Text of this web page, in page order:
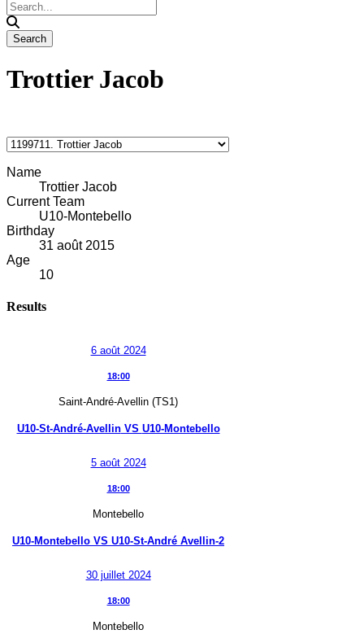
Trottier Jacob
Name
Trottier Jacob
Current Team
U10-Montebello
Birthday
31 août 2015
Age
10
Results
6 août 2024
18:00
Saint-André-Avellin (TS1)
U10-St-André-AvellinVS U10-Montebello
5 août 2024
18:00
Montebello
U10-Montebello VS U10-St-André Avellin-2
30 juillet 2024
18:00
Montebello